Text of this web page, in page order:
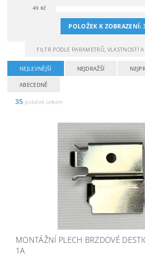
49 Kč
POLOŽEK K ZOBRAZENÍ:
FILTR PODLE PARAMETRŮ, VLASTNOSTÍ
NEJLEVNĚJŠÍ NEJDRAŽŠÍ
ABECEDNĚ
35 položek celkem
MONTÁŽNÍ PLECH BRZDOVÉ
1A